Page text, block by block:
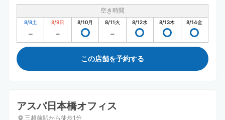
空き時間
8/8土 8/9日 8/10月 8/11火 8/12水 8/13木 8/14金
この店舗を予約する
アスパ日本橋オフィス
三越前駅から徒歩1分